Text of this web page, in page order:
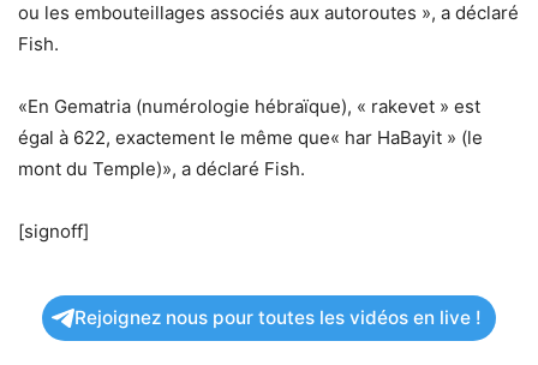
ou les embouteillages associés aux autoroutes », a déclaré
Fish.
«En Gematria (numérologie hébraïque), « rakevet » est
égal à 622, exactement le même que« har HaBayit » (le
mont du Temple)», a déclaré Fish.
[signoff]
Rejoignez nous pour toutes les vidéos en live !